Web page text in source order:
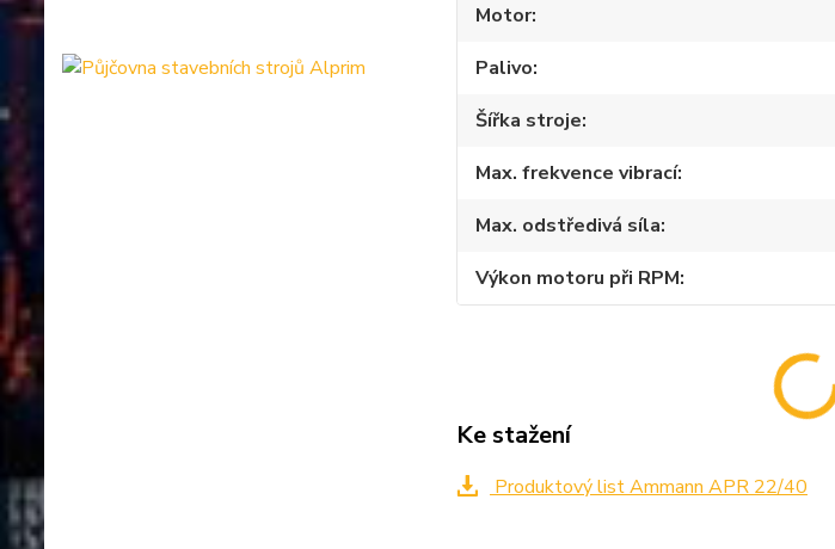
Motor
Palivo
Šířka stroje
Max. frekvence vibrací
Max. odstředivá síla
Výkon motoru při RPM
Ke stažení
Produktový list Ammann APR 22/40